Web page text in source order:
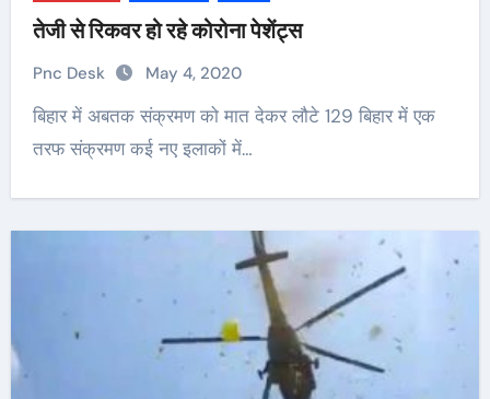
तेजी से रिकवर हो रहे कोरोना पेशेंट्स
Pnc Desk May 4, 2020
बिहार में अबतक संक्रमण को मात देकर लौटे 129 बिहार में एक
तरफ संक्रमण कई नए इलाकों में…